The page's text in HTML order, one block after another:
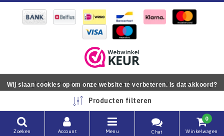
Copyright © 2026 - De online bootverf specialist. Van antifouling
tot aflak. - All rights reserved - RealizationInStijl Media
Producten filteren
Zoeken Account Menu Chat
0
Winkelwagen
Wij slaan cookies op om onze website te verbeteren. Is dat akkoord?
Nee Meer over cookies »